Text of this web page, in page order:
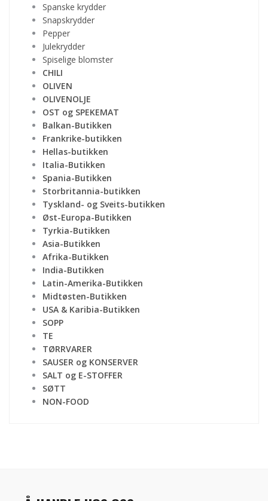
Spanske krydder
Snapskrydder
Pepper
Julekrydder
Spiselige blomster
CHILI
OLIVEN
OLIVENOLJE
OST og SPEKEMAT
Balkan-Butikken
Frankrike-butikken
Hellas-butikken
Italia-Butikken
Spania-Butikken
Storbritannia-butikken
Tyskland- og Sveits-butikken
Øst-Europa-Butikken
Tyrkia-Butikken
Asia-Butikken
Afrika-Butikken
India-Butikken
Latin-Amerika-Butikken
Midtøsten-Butikken
USA & Karibia-Butikken
SOPP
TE
TØRRVARER
SAUSER og KONSERVER
SALT og E-STOFFER
SØTT
NON-FOOD